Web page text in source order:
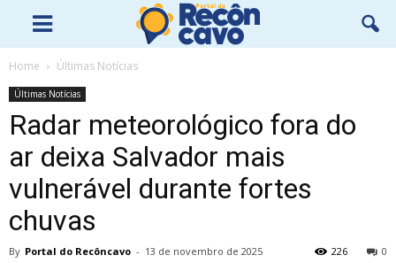
Home Últimas Notícias
Últimas Notícias
Radar meteorológico fora do
ar deixa Salvador mais
vulnerável durante fortes
chuvas
By Portal do Recôncavo - 13 de novembro de 2025 0
226